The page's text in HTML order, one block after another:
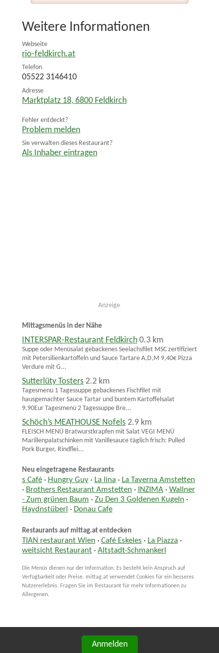
Weitere Informationen
Webseite
rio-feldkirch.at
Telefon
05522 3146410
Adresse
Marktplatz 18, 6800 Feldkirch
Fehler entdeckt?
Problem melden
Sie verwalten dieses Restaurant?
Als Inhaber eintragen
Anzeige
Mittagsmenüs in der Nähe
INTERSPAR-Restaurant Feldkirch 0.3 km
Suppe oder Menüsalat gebackenes Seelachsfilet MSC zertifiziert
mit Petersilienkartoffeln und Sauce Tartare A,D,M 9,40€ Pizza
Verdure mit G...
Sutterlüty Tosters 2.2 km
Tagesmenü 1 Tagessuppe gebackenes Fischfilet mit
hausgemachter Sauce Tartar und buntem Kartoffelsalat
9,90Eur Tagesmenü 2 Tagessuppe Bre...
Schöch’s MEATHOUSE Nofels 2.9 km
FLEISCH MENÜ Bratwurstkrapfen mit Salat VEGI MENÜ
Marillenpalatschinken mit Vanillesauce täglich frisch: Pulled
Pork Burger, Rindflei...
Neu eingetragene Restaurants
s Café· Hungry Guy· La lina · La Taverna Amstetten
· Brothers Restaurant Amstetten · INZIMA· Wallner
- Zum grünen Baum · Zu Den 3 Goldenen Kugeln ·
Haydnstüberl · Donau Cafe
Restaurants auf mittag.at entdecken
TIAN restaurant Wien · Café Eskeles · La Piazza ·
weitsicht Restaurant· Altstadt-Schmankerl
Die Menüs dienen nur der Information. Es besteht kein Anspruch auf
Verfügbarkeit oder Preise. mittag.at verwendet Cookies für ein besseres
Nutzererlebnis. Fragen Sie im Restaurant für mehr Informationen zu
Allergenen.
Anmelden